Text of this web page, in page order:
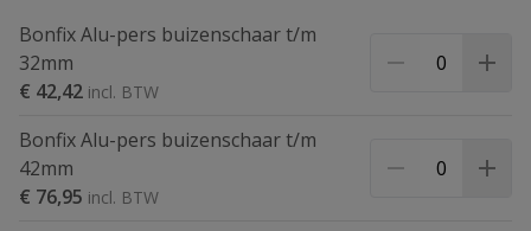
Bonfix Alu-pers buizenschaar t/m
32mm
€ 42,42
Bonfix Alu-pers buizenschaar t/m
42mm
€ 76,95